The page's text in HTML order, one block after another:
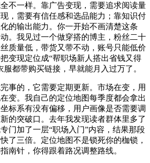
不一样。靠广告变现，需要追求阅读量
，需要有信任感和选品能力；靠知识付
的输出能力。你一开始不画清楚这条
。我见过一个做穿搭的博主，粉丝二十
质量低，带货又带不动，账号只能低价
变现定位成“帮职场新人搭出省钱又得
服都带购买链接，早就能月入过万了。
事的，它需要定期更新。市场在变，用
变。我自己的定位地图每季度都会拿出
标系有没有偏移，用户画像是否需要调
的突破口。去年我发现读者群体里多了
门加了一层“职场入门”内容，结果那段
了三倍。定位地图不是锁死你的枷锁，
南针，你得跟着路况调整路线。